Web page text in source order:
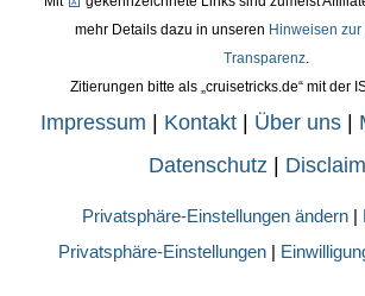
mehr Details dazu in unseren Hinweisen
Transparenz.
Zitierungen bitte als „cruisetricks.de“ mit der
Impressum Kontakt| Über uns|
Datenschutz|
Privatsphäre-Einstellungen ändern|
Privatsphäre-Einstellungen|